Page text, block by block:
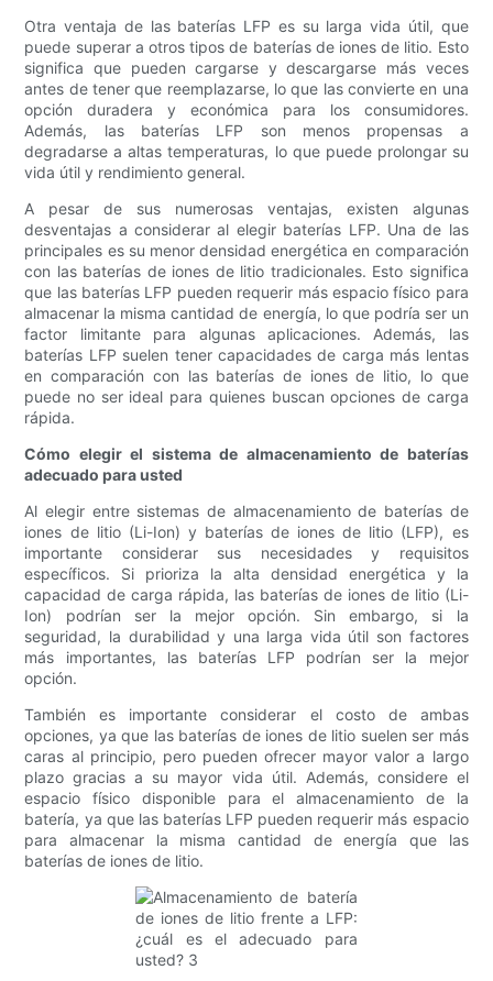
Otra ventaja de las baterías LFP es su larga vida útil, que
puede superar a otros tipos de baterías de iones de litio. Esto
significa que pueden cargarse y descargarse más veces
antes de tener que reemplazarse, lo que las convierte en una
opción duradera y económica para los consumidores.
Además, las baterías LFP son menos propensas a
degradarse a altas temperaturas, lo que puede prolongar su
vida útil y rendimiento general.
A pesar de sus numerosas ventajas, existen algunas
desventajas a considerar al elegir baterías LFP. Una de las
principales es su menor densidad energética en comparación
con las baterías de iones de litio tradicionales. Esto significa
que las baterías LFP pueden requerir más espacio físico para
almacenar la misma cantidad de energía, lo que podría ser un
factor limitante para algunas aplicaciones. Además, las
baterías LFP suelen tener capacidades de carga más lentas
en comparación con las baterías de iones de litio, lo que
puede no ser ideal para quienes buscan opciones de carga
rápida.
Cómo elegir el sistema de almacenamiento de baterías
adecuado para usted
Al elegir entre sistemas de almacenamiento de baterías de
iones de litio (Li-Ion) y baterías de iones de litio (LFP), es
importante considerar sus necesidades y requisitos
específicos. Si prioriza la alta densidad energética y la
capacidad de carga rápida, las baterías de iones de litio (Li-
Ion) podrían ser la mejor opción. Sin embargo, si la
seguridad, la durabilidad y una larga vida útil son factores
más importantes, las baterías LFP podrían ser la mejor
opción.
También es importante considerar el costo de ambas
opciones, ya que las baterías de iones de litio suelen ser más
caras al principio, pero pueden ofrecer mayor valor a largo
plazo gracias a su mayor vida útil. Además, considere el
espacio físico disponible para el almacenamiento de la
batería, ya que las baterías LFP pueden requerir más espacio
para almacenar la misma cantidad de energía que las
baterías de iones de litio.